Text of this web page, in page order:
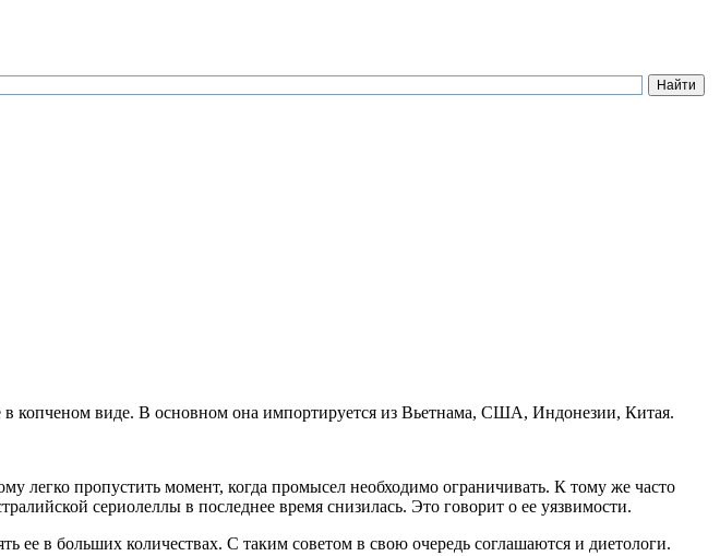
копченом виде. В основном она импортируется из Вьетнама, США, Индонезии, Китая.
легко пропустить момент, когда промысел необходимо ограничивать. К тому же часто
сериолеллы в последнее время снизилась. Это говорит о ее уязвимости.
ее в больших количествах. С таким советом в свою очередь соглашаются и диетологи.